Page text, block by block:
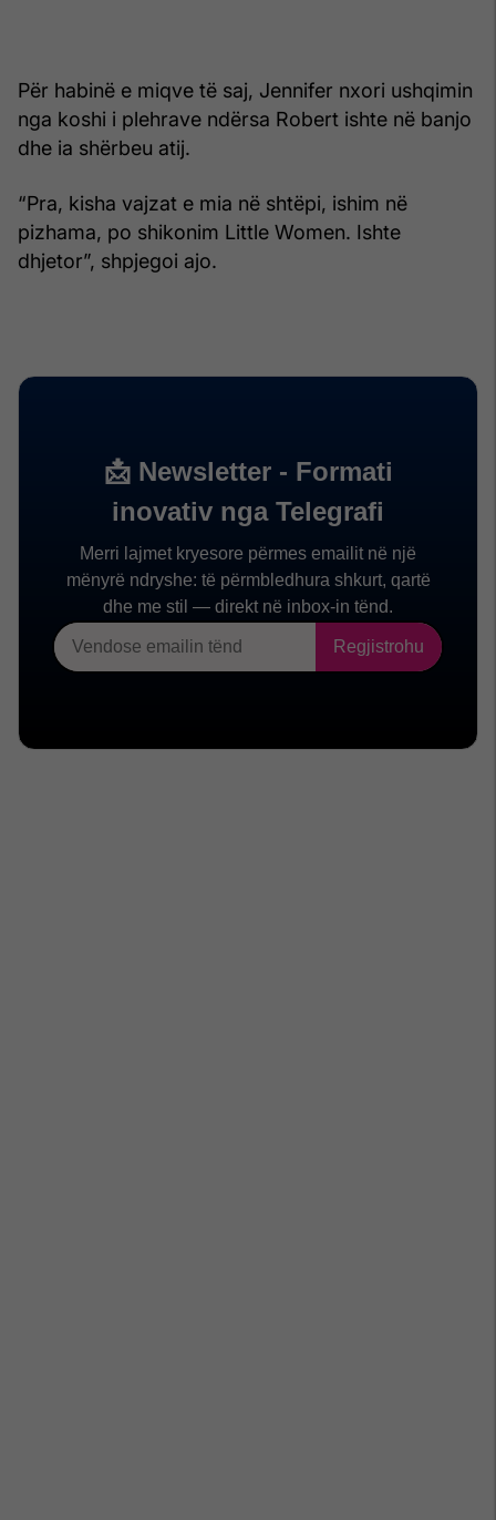
Për habinë e miqve të saj, Jennifer nxori ushqimin
nga koshi i plehrave ndërsa Robert ishte në banjo
dhe ia shërbeu atij.
“Pra, kisha vajzat e mia në shtëpi, ishim në
pizhama, po shikonim Little Women. Ishte
dhjetor”, shpjegoi ajo.